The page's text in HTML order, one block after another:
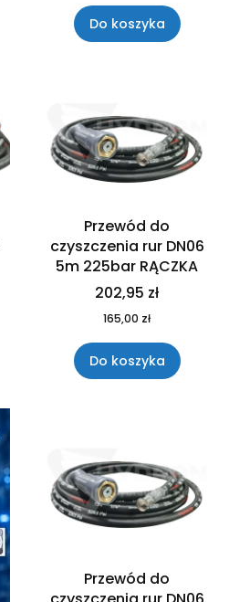
Do koszyka
Przewód do
czyszczenia rur DN06
5m 225bar RĄCZKA
202,95 zł
165,00 zł
Do koszyka
Przewód do